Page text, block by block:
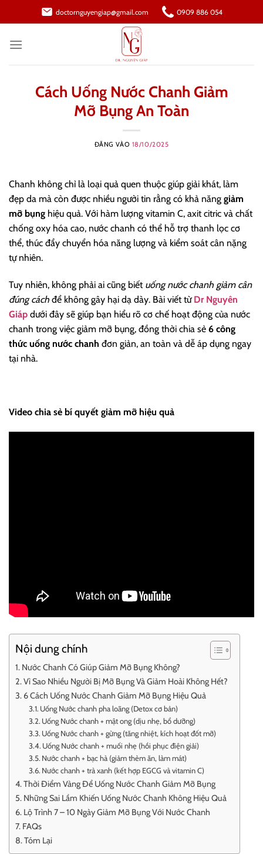
qua
dung
doctornguyengiap@gmail.com 0909 886 054
Cách Uống Nước Chanh Giảm
Mỡ Bụng An Toàn
ĐĂNG VÀO 18/10/2025
Chanh không chỉ là loại quả quen thuộc giúp giải khát, làm
đẹp da mà còn được nhiều người tin rằng có khả năng giảm
mỡ bụng hiệu quả. Với hàm lượng vitamin C, axit citric và chất
chống oxy hóa cao, nước chanh có thể hỗ trợ thanh lọc cơ
thể, thúc đẩy chuyển hóa năng lượng và kiểm soát cân nặng
tự nhiên.
Tuy nhiên, không phải ai cũng biết uống nước chanh giảm cân
đúng cách để không gây hại dạ dày. Bài viết từDr Nguyên
Giáp dưới đây sẽ giúp bạn hiểu rõ cơ chế hoạt động của nước
chanh trong việc giảm mỡ bụng, đồng thời chia sẻ 6 công
thức uống nước chanh đơn giản, an toàn và dễ áp dụng ngay
tại nhà.
Video chia sẻ bí quyết giảm mỡ hiệu quả
Nội dung chính
Nước Chanh Có Giúp Giảm Mỡ Bụng Không?
Vì Sao Nhiều Người Bị Mỡ Bụng Và Giảm Hoài Không Hết?
6 Cách Uống Nước Chanh Giảm Mỡ Bụng Hiệu Quả
Uống Nước chanh pha loãng (Detox cơ bản)
Uống Nước chanh + mật ong (dịu nhẹ, bổ dưỡng)
Uống Nước chanh + gừng (tăng nhiệt, kích hoạt đốt mỡ)
Uống Nước chanh + muối nhẹ (hồi phục điện giải)
Nước chanh + bạc hà (giảm thèm ăn, làm mát)
Nước chanh + trà xanh (kết hợp EGCG và vitamin C)
Thời Điểm Vàng Để Uống Nước Chanh Giảm Mỡ Bụng
Những Sai Lầm Khiến Uống Nước Chanh Không Hiệu Quả
Lộ Trình 7 – 10 Ngày Giảm Mỡ Bụng Với Nước Chanh
FAQs
Tóm Lại